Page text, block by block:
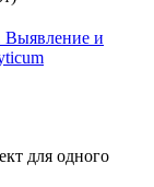
и